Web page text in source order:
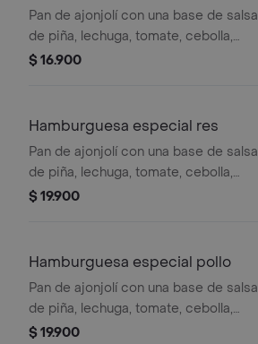
Pan de ajonjolí con una base de salsa
de piña, lechuga, tomate, cebolla,
milanesa de pollo, queso mozarela ,
$ 16.900
Hamburguesa especial res
Pan de ajonjolí con una base de salsa
de piña, lechuga, tomate, cebolla,
carne de res, queso mozarela,
codorniz.
$ 19.900
Hamburguesa especial pollo
Pan de ajonjolí con una base de salsa
de piña, lechuga, tomate, cebolla,
milanesa de pollo, queso mozarela,
$ 19.900